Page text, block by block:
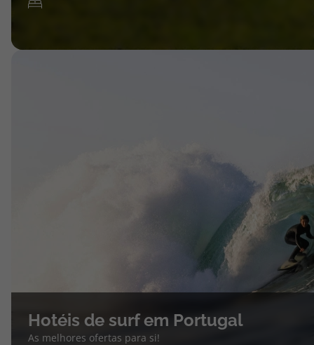
Hotéis de surf em Portugal
As melhores ofertas para si!